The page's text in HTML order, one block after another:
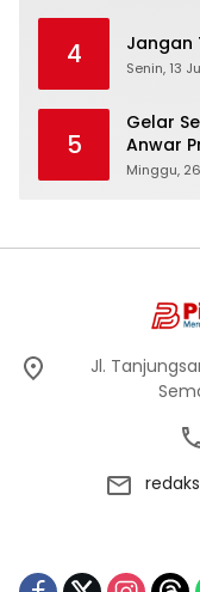
4 Jangan
Senin, 13
5
Gelar
Anwar
di
Minggu,
Jl.